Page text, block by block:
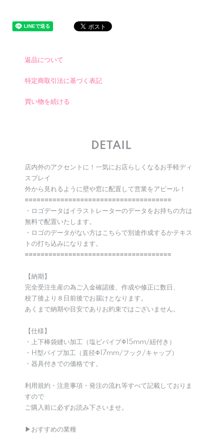
返品について
特定商取引法に基づく表記
買い物を続ける
DETAIL
店内外のアクセントに！一気にお店らしくなるお手軽ディ
スプレイ
外から見れるように壁や窓に配置して営業をアピール！
≡≡≡≡≡≡≡≡≡≡≡≡≡≡≡≡≡≡≡≡≡≡≡≡≡≡≡≡≡≡≡≡≡≡≡≡≡
・ロゴデータはイラストレーターのデータをお持ちの方は
無料で配置いたします。
・ロゴのデータがない方はこちらで別途作成するかテキス
トの打ち込みになります。
≡≡≡≡≡≡≡≡≡≡≡≡≡≡≡≡≡≡≡≡≡≡≡≡≡≡≡≡≡≡≡≡≡≡≡≡≡
【納期】
完全受注生産の為ご入金確認後、作成や修正に数日、
校了後より８日前後でお届けとなります。
あくまで納期や目安でありお約束ではございません。
【仕様】
・上下棒袋縫い加工（塩ビパイプΦ15mm/紐付き）
・H型パイプ加工（直径Φ17mm/フック/キャップ）
・器具付きでの価格です。
利用規約・注意事項・発注の流れ等すべて記載しておりま
すので
ご購入前に必ずお読み下さいませ。
▶︎おすすめの業種